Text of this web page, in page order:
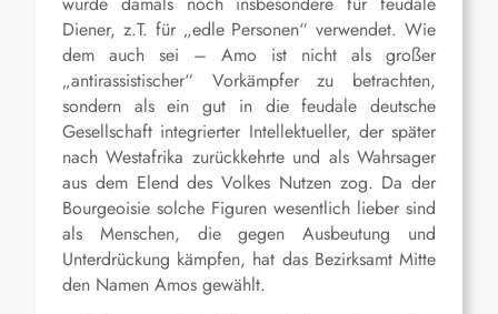
Diener, z.T. für „edle Personen“ verwendet. Wie
dem auch sei – Amo ist nicht als großer
„antirassistischer“ Vorkämpfer zu betrachten,
sondern als ein gut in die feudale deutsche
Gesellschaft integrierter Intellektueller, der später
nach Westafrika zurückkehrte und als Wahrsager
aus dem Elend des Volkes Nutzen zog. Da der
Bourgeoisie solche Figuren wesentlich lieber sind
als Menschen, die gegen Ausbeutung und
Unterdrückung kämpfen, hat das Bezirksamt Mitte
den Namen Amos gewählt.